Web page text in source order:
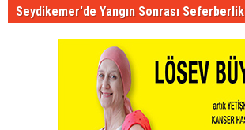
Seydikemer'de Yangın Sonrası Seferberlik